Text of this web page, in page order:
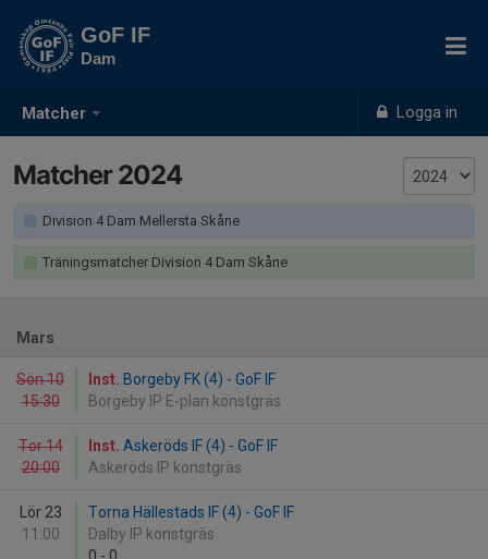
Matcher Logga in
GoF IF
Dam
Matcher 2024
Division 4 Dam Mellersta Skåne
Träningsmatcher Division 4 Dam Skåne
Mars
Sön 10
15:30
Inst. Borgeby FK (4) - GoF IF
Borgeby IP E-plan konstgräs
Tor 14
20:00
Inst. Askeröds IF (4) - GoF IF
Askeröds IP konstgräs
Lör 23
11:00
Torna Hällestads IF (4) - GoF IF
Dalby IP konstgräs